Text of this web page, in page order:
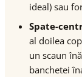
ideal) sau
Spate-
al doilea
un scaun
banchetei